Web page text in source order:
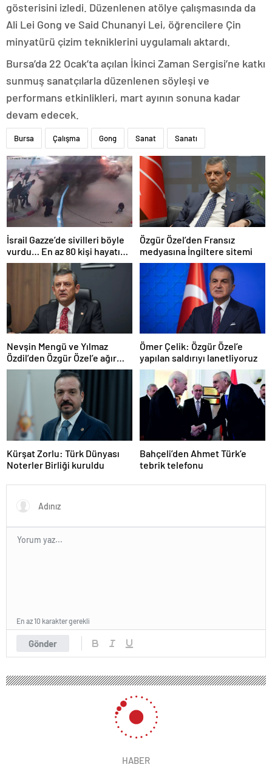
gösterisini izledi. Düzenlenen atölye çalışmasında da
Ali Lei Gong ve Said Chunanyi Lei, öğrencilere Çin
minyatürü çizim tekniklerini uygulamalı aktardı.
Bursa’da 22 Ocak’ta açılan İkinci Zaman Sergisi’ne katkı
sunmuş sanatçılarla düzenlenen söyleşi ve
performans etkinlikleri, mart ayının sonuna kadar
devam edecek.
Bursa Çalışma Gong Sanat Sanatı
İsrail Gazze’de sivilleri böyle
vurdu… En az 80 kişi hayatını
kaybetti
Özgür Özel’den Fransız
medyasına İngiltere sitemi
Nevşin Mengü ve Yılmaz
Özdil’den Özgür Özel’e ağır
eleştiriler
Ömer Çelik: Özgür Özel’e
yapılan saldırıyı lanetliyoruz
Kürşat Zorlu: Türk Dünyası
Noterler Birliği kuruldu
Bahçeli’den Ahmet Türk’e
tebrik telefonu
Gönder
En az 10 karakter gerekli
HABER